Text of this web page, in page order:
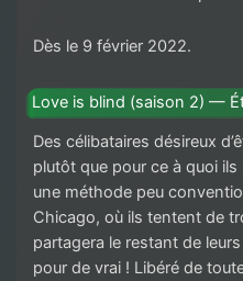
Dès le 9 février 2022.
Love is blind (saison 2) —
Des célibataires désireux
plutôt que pour ce à quoi
une méthode peu
Chicago, où ils tentent de
partagera le restant de
pour de vrai ! Libéré de